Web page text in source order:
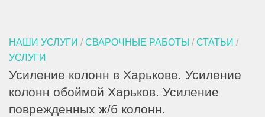
НАШИ УСЛУГИ / СВАРОЧНЫЕ РАБОТЫ / СТАТЬИ /
УСЛУГИ
Усиление колонн в Харькове. Усиление
колонн обоймой Харьков. Усиление
поврежденных ж/б колонн.